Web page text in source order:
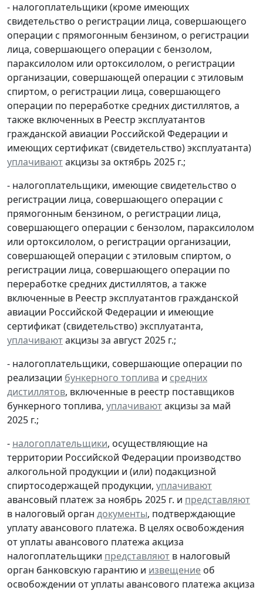
- налогоплательщики (кроме имеющих
свидетельство о регистрации лица, совершающего
операции с прямогонным бензином, о регистрации
лица, совершающего операции с бензолом,
параксилолом или ортоксилолом, о регистрации
организации, совершающей операции с этиловым
спиртом, о регистрации лица, совершающего
операции по переработке средних дистиллятов, а
также включенных в Реестр эксплуатантов
гражданской авиации Российской Федерации и
имеющих сертификат (свидетельство) эксплуатанта)
уплачиваютакцизы за октябрь 2025 г.;
- налогоплательщики, имеющие свидетельство о
регистрации лица, совершающего операции с
прямогонным бензином, о регистрации лица,
совершающего операции с бензолом, параксилолом
или ортоксилолом, о регистрации организации,
совершающей операции с этиловым спиртом, о
регистрации лица, совершающего операции по
переработке средних дистиллятов, а также
включенные в Реестр эксплуатантов гражданской
авиации Российской Федерации и имеющие
сертификат (свидетельство) эксплуатанта,
уплачиваютакцизы за август 2025 г.;
- налогоплательщики, совершающие операции по
реализации бункерного топлива и средних
дистиллятов, включенные в реестр поставщиков
бункерного топлива, уплачиваютакцизы за май
2025 г.;
- налогоплательщики, осуществляющие на
территории Российской Федерации производство
алкогольной продукции и (или) подакцизной
спиртосодержащей продукции, уплачивают
авансовый платеж за ноябрь 2025 г. и представляют
в налоговый орган документы, подтверждающие
уплату авансового платежа. В целях освобождения
от уплаты авансового платежа акциза
налогоплательщики представляют в налоговый
орган банковскую гарантию и извещение об
освобождении от уплаты авансового платежа акциза